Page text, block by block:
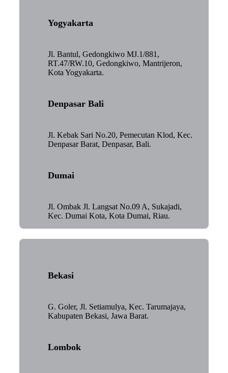
Yogyakarta
Jl. Bantul, Gedongkiwo MJ.1/881,
RT.47/RW.10, Gedongkiwo, Mantrijeron,
Kota Yogyakarta.
Denpasar Bali
Jl. Kebak Sari No.20, Pemecutan Klod, Kec.
Denpasar Barat, Denpasar, Bali.
Dumai
Jl. Ombak Jl. Langsat No.09 A, Sukajadi,
Kec. Dumai Kota, Kota Dumai, Riau.
Bekasi
G. Goler, Jl. Setiamulya, Kec. Tarumajaya,
Kabupaten Bekasi, Jawa Barat.
Lombok